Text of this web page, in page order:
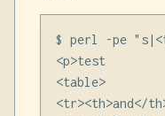
$ perl -pe
<p>test
<table>
<tr><th>and</